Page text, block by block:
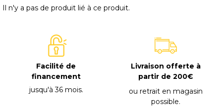
Il n'y a pas de produit lié à ce produit.
Facilité de
financement
jusqu'à 36 mois.
Livraison offerte à
partir de 200€
ou retrait en magasin
possible.